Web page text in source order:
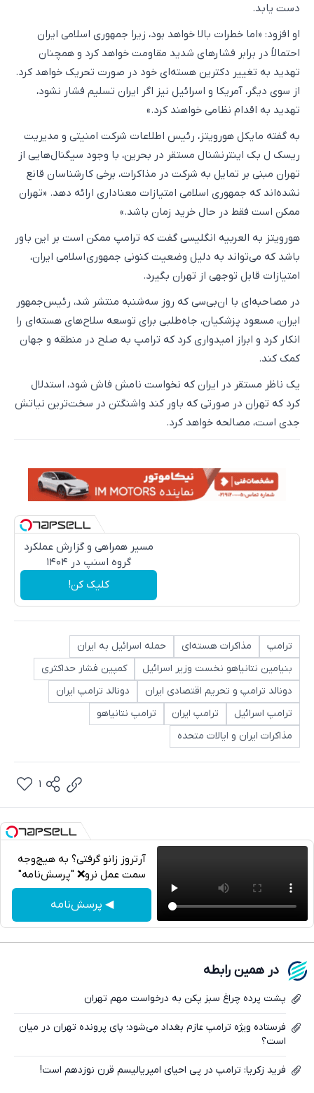
دست یابد.
او افزود: «اما خطرات بالا خواهد بود، زیرا جمهوری اسلامی ایران
احتمالاً در برابر فشارهای شدید مقاومت خواهد کرد و همچنان
تهدید به تغییر دکترین هسته‌ای خود در صورت تحریک خواهد کرد.
از سوی دیگر، آمریکا و اسرائیل نیز اگر ایران تسلیم فشار نشود،
تهدید به اقدام نظامی خواهند کرد.»
به گفته مایکل هورویتز، رئیس اطلاعات شرکت امنیتی و مدیریت
ریسک ل بک اینترنشنال مستقر در بحرین، با وجود سیگنال‌هایی از
تهران مبنی بر تمایل به شرکت در مذاکرات، برخی کارشناسان قانع
نشده‌اند که جمهوری اسلامی امتیازات معناداری ارائه دهد. «تهران
ممکن است فقط در حال خرید زمان باشد.»
هورویتز به العربیه انگلیسی گفت که ترامپ ممکن است بر این باور
باشد که می‌تواند به دلیل وضعیت کنونی جمهوری اسلامی ایران،
امتیازات قابل توجهی از تهران بگیرد.
در مصاحبه‌ای با ان‌بی‌سی که روز سه‌شنبه منتشر شد، رئیس‌جمهور
ایران، مسعود پزشکیان، جاه‌طلبی برای توسعه سلاح‌های هسته‌ای را
انکار کرد و ابراز امیدواری کرد که ترامپ به صلح در منطقه و جهان
کمک کند.
یک ناظر مستقر در ایران که نخواست نامش فاش شود، استدلال
کرد که تهران در صورتی که باور کند واشنگتن در سخت‌ترین نیاتش
جدی است، مصالحه خواهد کرد.
مسیر همراهی و گزارش عملکرد
گروه اسنپ در ۱۴۰۴
کلیک کن!
ترامپ مذاکرات هسته‌ای
حمله اسرائیل به ایران
بنیامین نتانیاهو نخست وزیر اسرائیل
کمپین فشار حداکثری
دونالد ترامپ و تحریم اقتصادی ایران
دونالد ترامپ ایران
ترامپ اسرائیل
ترامپ ایران
ترامپ نتانیاهو
مذاکرات ایران و ایالات متحده
تلگرام
واتساپ
1
آرتروز زانو گرفتی؟ به هیچ‌وجه
سمت عمل نرو❌ "پرسش‌نامه"
◀ پرسش‌نامه
در همین رابطه
پشت پرده چراغ سبز پکن به درخواست مهم تهران
فرستاده ویژه ترامپ عازم بغداد می‌شود؛ پای پرونده تهران در میان
است؟
فرید زکریا: ترامپ در پی احیای امپریالیسم قرن نوزدهم است!